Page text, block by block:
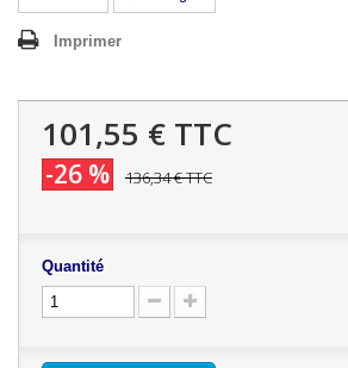
Imprimer
101,55 € TTC
-26 % 136,34 €TTC
Quantité